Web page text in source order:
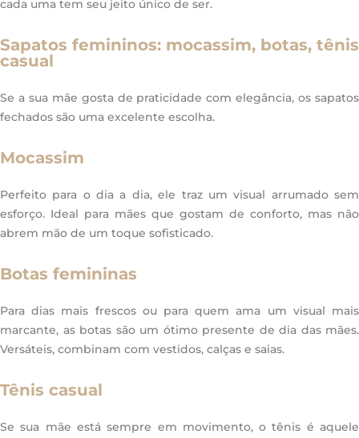
cada uma tem seu jeito único de ser.
Sapatos femininos: mocassim, botas, tênis
casual
Se a sua mãe gosta de praticidade com elegância, os sapatos
fechados são uma excelente escolha.
Mocassim
Perfeito para o dia a dia, ele traz um visual arrumado sem
esforço. Ideal para mães que gostam de conforto, mas não
abrem mão de um toque sofisticado.
Botas femininas
Para dias mais frescos ou para quem ama um visual mais
marcante, as botas são um ótimo presente de dia das mães.
Versáteis, combinam com vestidos, calças e saias.
Tênis casual
Se sua mãe está sempre em movimento, o tênis é aquele